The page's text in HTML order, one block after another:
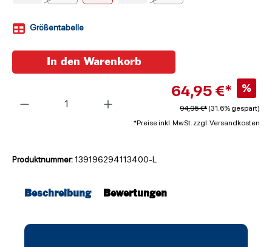
Größentabelle
64,95 €* %
94,95 €* (31.6% gespart)
*Preise inkl. MwSt. zzgl. Versandkosten
In den Warenkorb
Produktnummer:139196294113400-L
Beschreibung Bewertungen